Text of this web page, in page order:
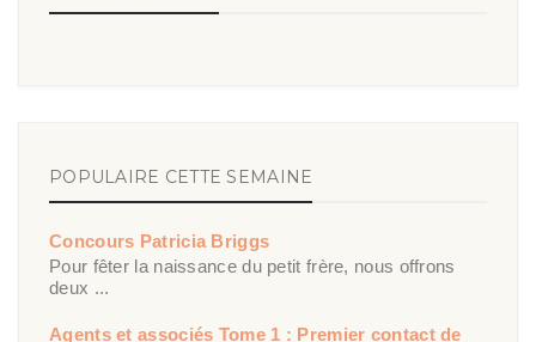
POPULAIRE CETTE SEMAINE
Concours Patricia Briggs
Pour fêter la naissance du petit frère, nous offrons
deux ...
Agents et associés Tome 1 : Premier contact de